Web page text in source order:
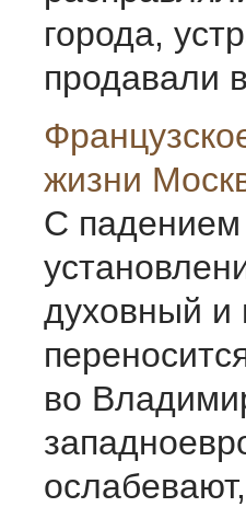
города,
продавали
жизни
С падением
духовный и
во